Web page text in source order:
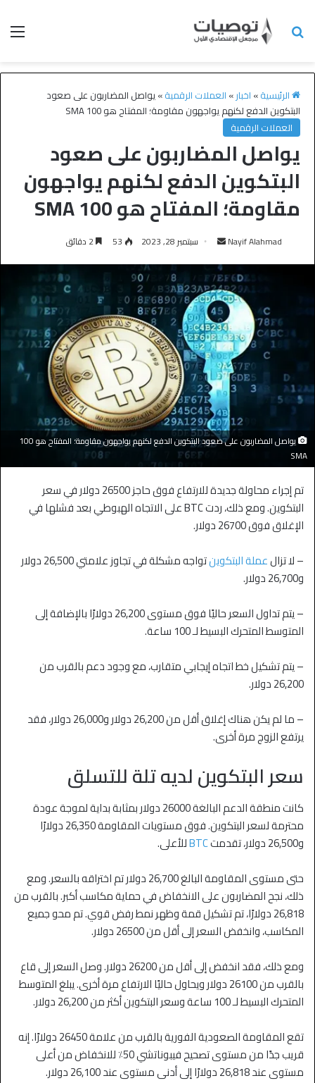
الرئيسية» اخبار» العملات الرقمية»يواصل المضاربون على صعود
البتكوين الدفع لكنهم يواجهون مقاومة؛ المفتاح هو 100 SMA
العملات الرقمية
يواصل المضاربون على صعود
البتكوين الدفع لكنهم يواجهون
مقاومة؛ المفتاح هو 100 SMA
Nayif Alahmad سبتمبر 28, 2023 53
يواصل المضاربون على صعود البتكوين الدفع لكنهم يواجهون مقاومة؛ المفتاح هو 100
SMA
تم إجراء محاولة جديدة للارتفاع فوق حاجز 26500 دولار في سعر
البتكوين. ومع ذلك، ردت BTC على الاتجاه الهبوطي بعد فشلها في
الإغلاق فوق 26700 دولار.
– لا تزالعملة البتكوين
تواجه مشكلة في تجاوز علامتي 26,500 دولار
و26,700 دولار.
– يتم تداول السعر حاليًا فوق مستوى 26,200 دولارًا بالإضافة إلى
المتوسط المتحرك البسيط لـ 100 ساعة.
– يتم تشكيل خط اتجاه إيجابي متقارب، مع وجود دعم بالقرب من
26,200 دولار.
– ما لم يكن هناك إغلاق أقل من 26,200 دولار و26,000 دولار، فقد
يرتفع الزوج مرة أخرى.
سعر البتكوين لديه تلة للتسلق
كانت منطقة الدعم البالغة 26000 دولار بمثابة بداية لموجة عودة
محترمة لسعر البتكوين. فوق مستويات المقاومة 26,350 دولارًا
و26,500 دولار، تقدمت
BTCللأعلى.
حتى مستوى المقاومة البالغ 26,700 دولار تم اختراقه بالسعر. ومع
ذلك، نجح المضاربون على الانخفاض في حماية مكاسب أكبر. بالقرب من
26,818 دولارًا، تم تشكيل قمة وظهر نمط رفض قوي. تم محو جميع
المكاسب، وانخفض السعر إلى أقل من 26500 دولار.
ومع ذلك، فقد انخفض إلى أقل من 26200 دولار. وصل السعر إلى قاع
بالقرب من 26100 دولار ويحاول حاليًا الارتفاع مرة أخرى. يبلغ المتوسط
المتحرك البسيط لـ 100 ساعة وسعر البتكوين أكثر من 26,200 دولار.
تقع المقاومة الصعودية الفورية بالقرب من علامة 26450 دولارًا. إنه
قريب جدًا من مستوى تصحيح فيبوناتشي 50٪ للانخفاض من أعلى
مستوى عند 26,818 دولارًا إلى أدنى مستوى عند 26,100 دولار.